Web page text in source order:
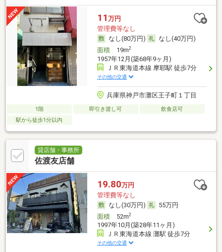
11 万円
管理費等なし
なし(80万円)
なし(40万円)
面積19m2
1957年12月(築68年9ヶ月)
ＪＲ東海道本線 摩耶駅 徒歩7分
その他の交通
兵庫県神戸市灘区王子町１丁目
1階 即引き渡し可
飲食店可
駅から徒歩1分以内
貸店舗・事務所
佐渡友店舗
19.80万円
管理費等なし
なし(30万円)
55万円
面積52m2
1997年10月(築28年11ヶ月)
ＪＲ東海道本線 灘駅 徒歩7分
その他の交通